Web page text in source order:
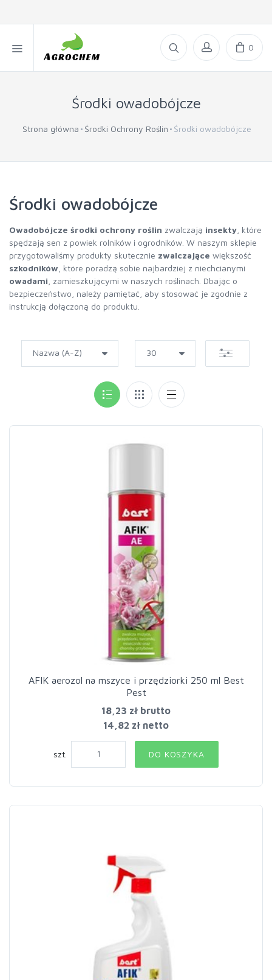
0
Środki owadobójcze
Strona główna Środki Ochrony Roślin Środki owadobójcze
Środki owadobójcze
Owadobójcze środki ochrony roślin zwalczają insekty , które
spędzają sen z powiek rolników i ogrodników. W naszym sklepie
przygotowaliśmy produkty skutecznie zwalczające większość
szkodników , które poradzą sobie najbardziej z niechcianymi
owadami , zamieszkującymi w naszych roślinach. Dbając o
bezpieczeństwo, należy pamiętać, aby stosować je zgodnie z
instrukcją dołączoną do produktu.
AFIK aerozol na mszyce i przędziorki 250 ml Best
Pest
18,23 zł brutto
14,82 zł netto
szt. DO KOSZYKA